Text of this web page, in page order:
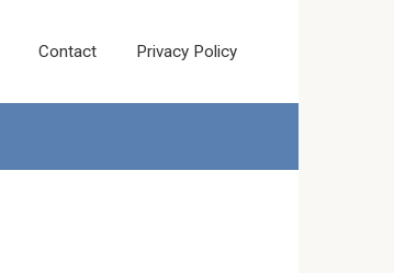
Contact Privacy Policy